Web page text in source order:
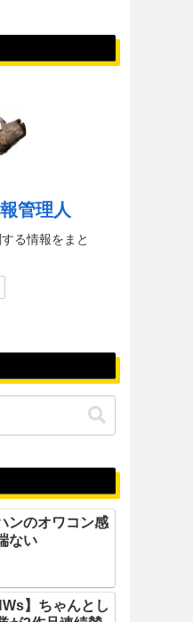
管理人
る情報をまと
ンのオワコン感
ない
】ちゃんとし